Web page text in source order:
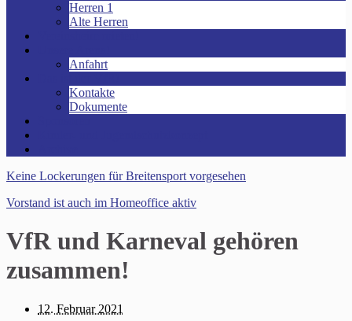
Herren 1
Alte Herren
Anfahrt
Kontakte
Dokumente
Keine Lockerungen für Breitensport vorgesehen
Vorstand ist auch im Homeoffice aktiv
VfR und Karneval gehören
zusammen!
12. Februar 2021